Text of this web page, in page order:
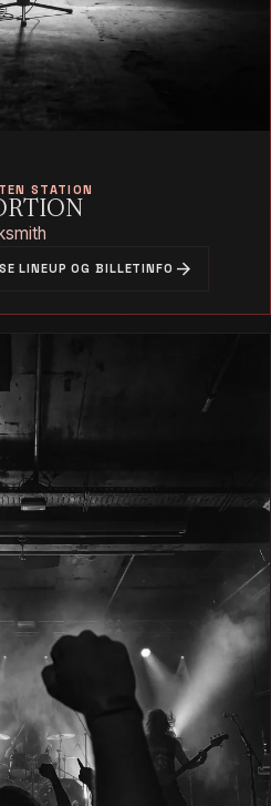
STATION
SE LINEUP OG BILLETINFO arrow_forward